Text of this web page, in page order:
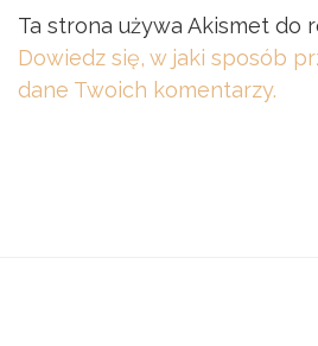
Ta strona używa Akismet do
Dowiedz się, w jaki sposób
dane Twoich komentarzy.